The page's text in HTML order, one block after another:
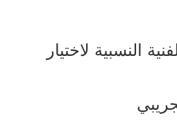
النسبية لاختيار